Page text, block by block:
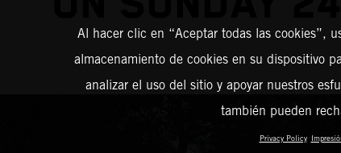
Al hacer clic en “Aceptar todas las cookies”,
almacenamiento de cookies en su dispositivo
analizar el uso del sitio y apoyar nuestros
también pueden
Privacy Policy